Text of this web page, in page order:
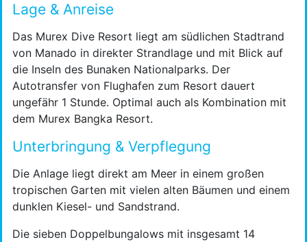
Lage & Anreise
Das Murex Dive Resort liegt am südlichen Stadtrand
von Manado in direkter Strandlage und mit Blick auf
die Inseln des Bunaken Nationalparks. Der
Autotransfer von Flughafen zum Resort dauert
ungefähr 1 Stunde. Optimal auch als Kombination mit
dem Murex Bangka Resort.
Unterbringung & Verpflegung
Die Anlage liegt direkt am Meer in einem großen
tropischen Garten mit vielen alten Bäumen und einem
dunklen Kiesel- und Sandstrand.
Die sieben Doppelbungalows mit insgesamt 14